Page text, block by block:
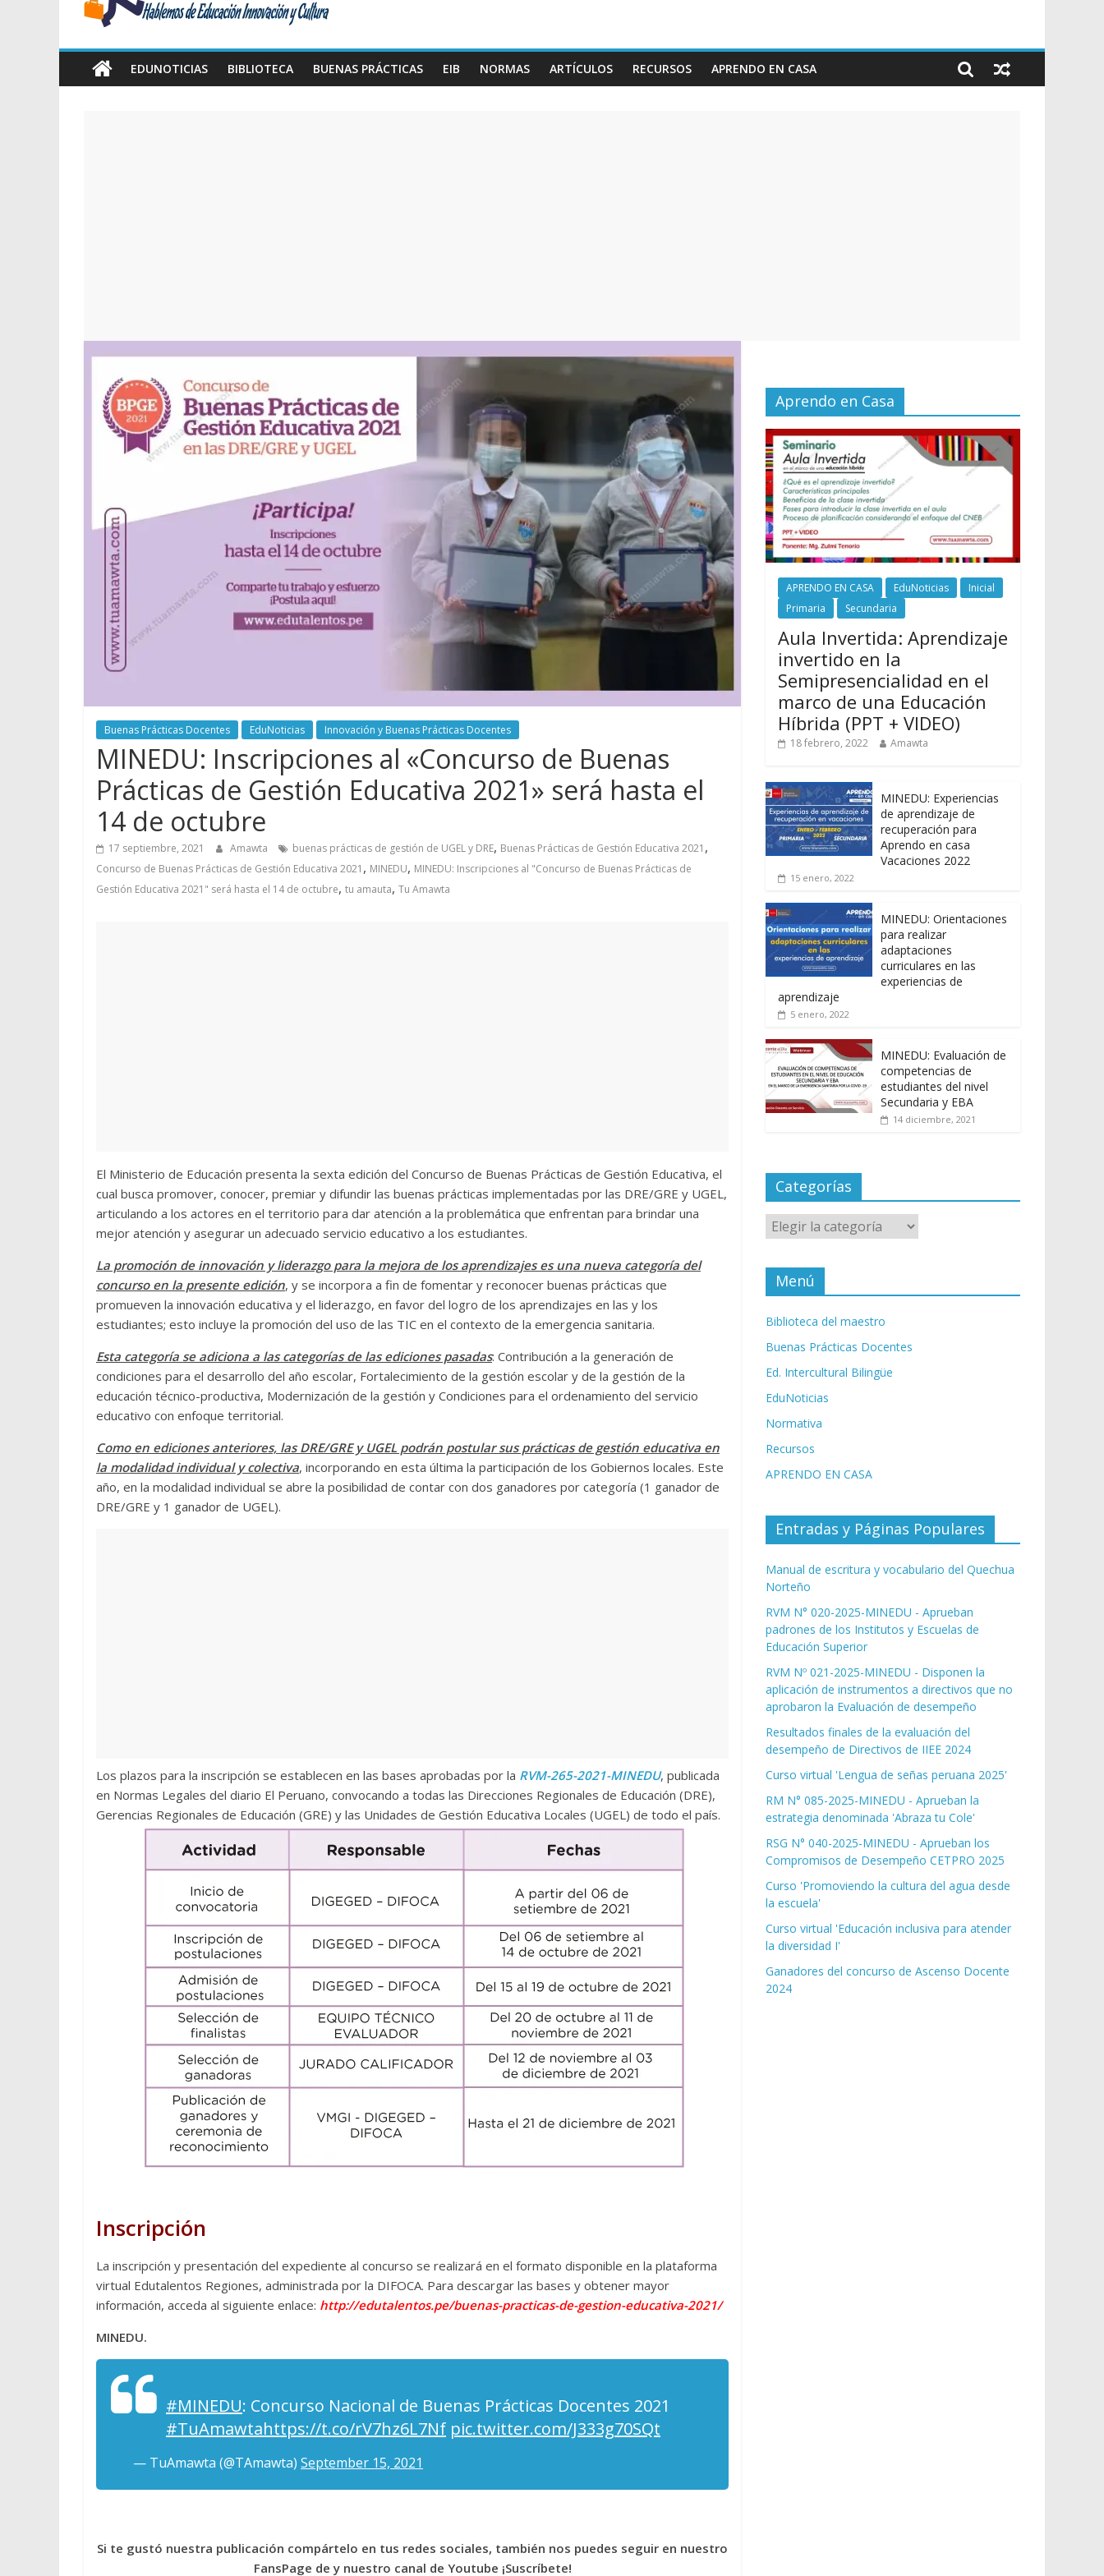
Educación,
EDUNOTICIAS BIBLIOTECA BUENAS PRÁCTICAS EIB NORMAS ARTÍCULOS RECURSOS APRENDO EN CASA
Buenas Prácticas Docentes EduNoticias Innovación y Buenas Prácticas Docentes
MINEDU: Inscripciones al «Concurso de Buenas
Prácticas de Gestión Educativa 2021» será hasta el
14 de octubre
17 septiembre, 2021 Amawta buenas prácticas de gestión de UGEL y DRE, Buenas Prácticas de Gestión Educativa 2021 ,
Concurso de Buenas Prácticas de Gestión Educativa 2021 , MINEDU, MINEDU: Inscripciones al "Concurso de Buenas Prácticas de
Gestión Educativa 2021" será hasta el 14 de octubre, tu amauta, Tu Amawta
El Ministerio de Educación presenta la sexta edición del Concurso de Buenas Prácticas de Gestión Educativa, el
cual busca promover, conocer, premiar y difundir las buenas prácticas implementadas por las DRE/GRE y UGEL,
articulando a los actores en el territorio para dar atención a la problemática que enfrentan para brindar una
mejor atención y asegurar un adecuado servicio educativo a los estudiantes.
La promoción de innovación y liderazgo para la mejora de los aprendizajes es una nueva categoría del
concurso en la presente edición, y se incorpora a fin de fomentar y reconocer buenas prácticas que
promueven la innovación educativa y el liderazgo, en favor del logro de los aprendizajes en las y los
estudiantes; esto incluye la promoción del uso de las TIC en el contexto de la emergencia sanitaria.
Esta categoría se adiciona a las categorías de las ediciones pasadas: Contribución a la generación de
condiciones para el desarrollo del año escolar, Fortalecimiento de la gestión escolar y de la gestión de la
educación técnico-productiva, Modernización de la gestión y Condiciones para el ordenamiento del servicio
educativo con enfoque territorial.
Como en ediciones anteriores, las DRE/GRE y UGEL podrán postular sus prácticas de gestión educativa en
la modalidad individual y colectiva, incorporando en esta última la participación de los Gobiernos locales. Este
año, en la modalidad individual se abre la posibilidad de contar con dos ganadores por categoría (1 ganador de
DRE/GRE y 1 ganador de UGEL).
Los plazos para la inscripción se establecen en las bases aprobadas por la RVM-265-2021-MINEDU, publicada
en Normas Legales del diario El Peruano, convocando a todas las Direcciones Regionales de Educación (DRE),
Gerencias Regionales de Educación (GRE) y las Unidades de Gestión Educativa Locales (UGEL) de todo el país.
Inscripción
La inscripción y presentación del expediente al concurso se realizará en el formato disponible en la plataforma
virtual Edutalentos Regiones, administrada por la DIFOCA. Para descargar las bases y obtener mayor
información, acceda al siguiente enlace: http://edutalentos.pe/buenas-practicas-de-gestion-educativa-2021/
MINEDU.
#MINEDU: Concurso Nacional de Buenas Prácticas Docentes 2021
#TuAmawtahttps://t.co/rV7hz6L7Nf pic.twitter.com/J333g70SQt
— TuAmawta (@TAmawta) September 15, 2021
Si te gustó nuestra publicación compártelo en tus redes sociales, también nos puedes seguir en nuestro
FansPage de y nuestro canal de Youtube ¡Suscríbete!
Aprendo en Casa
APRENDO EN CASA EduNoticias
Inicial
Primaria
Secundaria
Aula Invertida: Aprendizaje
invertido en la
Semipresencialidad en el
marco de una Educación
Híbrida (PPT + VIDEO)
18 febrero, 2022 Amawta
MINEDU: Experiencias
de aprendizaje de
recuperación para
Aprendo en casa
Vacaciones 2022
15 enero, 2022
MINEDU: Orientaciones
para realizar
adaptaciones
curriculares en las
experiencias de
aprendizaje
5 enero, 2022
MINEDU: Evaluación de
competencias de
estudiantes del nivel
Secundaria y EBA
14 diciembre, 2021
Categorías
Categorías
Menú
Biblioteca del maestro
Buenas Prácticas Docentes
Ed. Intercultural Bilingüe
EduNoticias
Normativa
Recursos
APRENDO EN CASA
Entradas y Páginas Populares
Manual de escritura y vocabulario del Quechua
Norteño
RVM N° 020-2025-MINEDU - Aprueban
padrones de los Institutos y Escuelas de
Educación Superior
RVM Nº 021-2025-MINEDU - Disponen la
aplicación de instrumentos a directivos que no
aprobaron la Evaluación de desempeño
Resultados finales de la evaluación del
desempeño de Directivos de IIEE 2024
Curso virtual 'Lengua de señas peruana 2025'
RM N° 085-2025-MINEDU - Aprueban la
estrategia denominada 'Abraza tu Cole'
RSG N° 040-2025-MINEDU - Aprueban los
Compromisos de Desempeño CETPRO 2025
Curso 'Promoviendo la cultura del agua desde
la escuela'
Curso virtual 'Educación inclusiva para atender
la diversidad I'
Ganadores del concurso de Ascenso Docente
2024